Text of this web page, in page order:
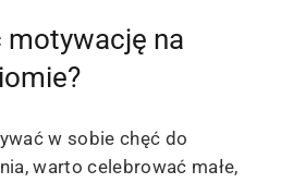
na
w sobie chęć do
warto celebrować małe,